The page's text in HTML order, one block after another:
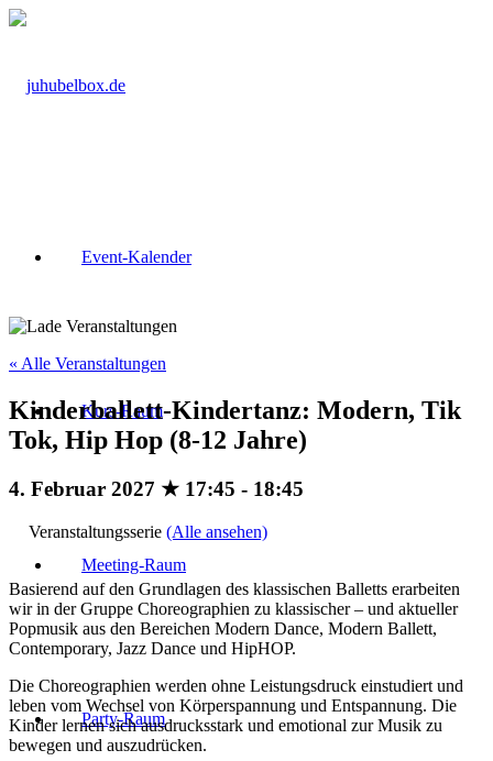
Event-Kalender
Kurs-Raum
Meeting-Raum
Party-Raum
« Alle Veranstaltungen
Kinderballett-Kindertanz: Modern, Tik
Tok, Hip Hop (8-12 Jahre)
4. Februar 2027 ★ 17:45 - 18:45
Veranstaltungsserie (Alle ansehen)
Basierend auf den Grundlagen des klassischen Balletts erarbeiten
wir in der Gruppe Choreographien zu klassischer – und aktueller
Popmusik aus den Bereichen Modern Dance, Modern Ballett,
Contemporary, Jazz Dance und HipHOP.
Die Choreographien werden ohne Leistungsdruck einstudiert und
leben vom Wechsel von Körperspannung und Entspannung. Die
Kinder lernen sich ausdrucksstark und emotional zur Musik zu
bewegen und auszudrücken.